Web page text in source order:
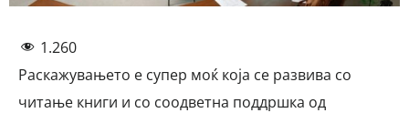
1.260
Раскажувањето е супер моќ која се развива со
читање книги и со соодветна поддршка од